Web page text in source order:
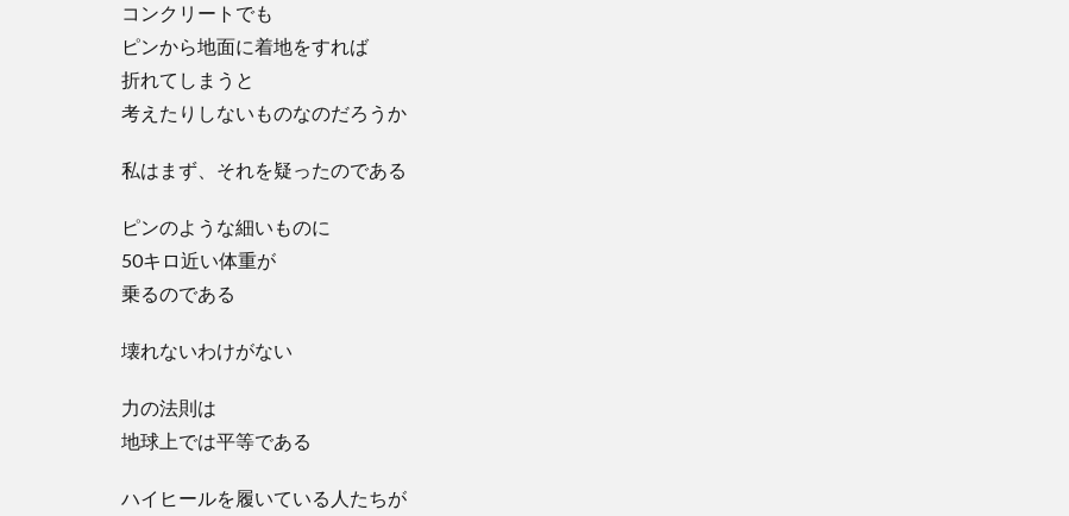
コンクリートでも
ピンから地面に着地をすれば
折れてしまうと
考えたりしないものなのだろうか
私はまず、それを疑ったのである
ピンのような細いものに
50キロ近い体重が
乗るのである
壊れないわけがない
力の法則は
地球上では平等である
ハイヒールを履いている人たちが